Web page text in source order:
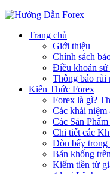
Trang chủ
Giới thiệu
Chính sách
Điều khoản sử
Thông báo rủi
Kiến Thức Forex
Forex là gì?
Các khái
Các Sản
Chi tiết các
Đòn bẩy trong
Bán khống
Kiếm tiền từ